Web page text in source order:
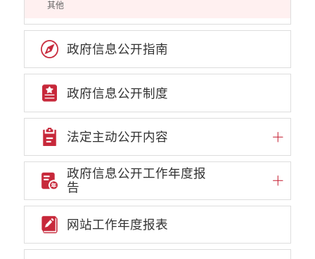
其他
政府信息公开指南
政府信息公开制度
法定主动公开内容
政府信息公开工作年度报
告
网站工作年度报表